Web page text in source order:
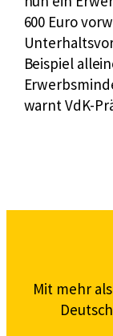
600 Euro
Beispiel
warnt VdK-
Mit mehr